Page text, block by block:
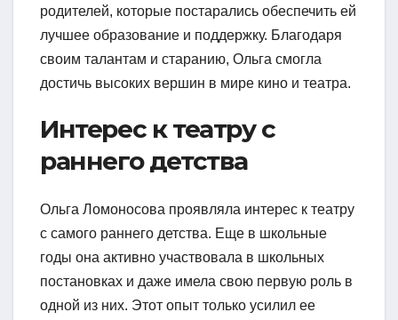
родителей, которые постарались обеспечить ей
лучшее образование и поддержку. Благодаря
своим талантам и старанию, Ольга смогла
достичь высоких вершин в мире кино и театра.
Интерес к театру с
раннего детства
Ольга Ломоносова проявляла интерес к театру
с самого раннего детства. Еще в школьные
годы она активно участвовала в школьных
постановках и даже имела свою первую роль в
одной из них. Этот опыт только усилил ее